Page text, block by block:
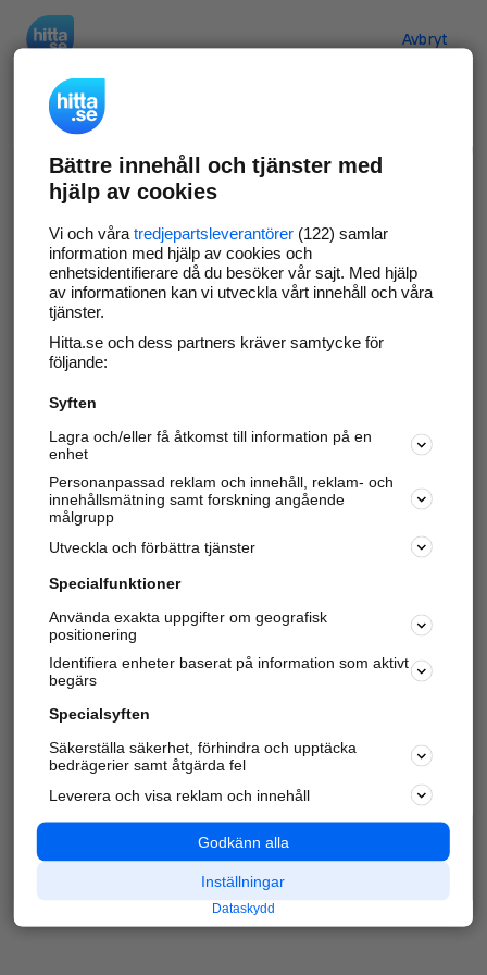
Avbryt
Verifiera ditt företag
Gör som 69 530företag
företagssida på hitta.se och syns bättre mot
kunder i ditt närområde. Helt kostnadsfritt.
Uppdatera din företagsinformation
Svara på och hantera dina omdömen
Har du redan verifierat ditt företag? Logga in
Varje vecka besöker du och4 miljoner
andra
härliga användare oss för att hitta rätt lokal
information om företag, privatpersoner och
platser.
Bättre innehåll och tjänster med
hjälp av cookies
Vi och våra tredjepartsleverantörer(122) samlar
information med hjälp av cookies och
enhetsidentifierare då du besöker vår sajt. Med hjälp
av informationen kan vi utveckla vårt innehåll och våra
tjänster.
Hitta.se och dess partners kräver samtycke för
följande:
Syften
Lagra och/eller få åtkomst till information på en
enhet
Personanpassad reklam och innehåll, reklam- och
innehållsmätning samt forskning angående
målgrupp
Utveckla och förbättra tjänster
Specialfunktioner
Använda exakta uppgifter om geografisk
positionering
Identifiera enheter baserat på information som aktivt
begärs
Specialsyften
Säkerställa säkerhet, förhindra och upptäcka
bedrägerier samt åtgärda fel
Leverera och visa reklam och innehåll
Godkänn alla
Inställningar
Dataskydd